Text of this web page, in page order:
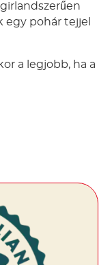
egy pohár tejjel
a legjobb, ha a